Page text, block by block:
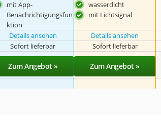
mit App-
Benachrichtigungsfun
ktion
wasserdicht
mit Lichtsignal
Details ansehen Details ansehen
Sofort lieferbar Sofort lieferbar
Zum Angebot » Zum Angebot »